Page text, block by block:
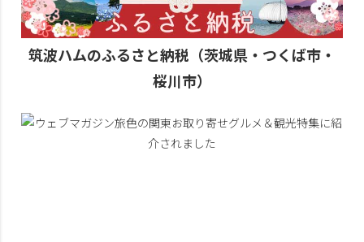
筑波ハムのふるさと納税（茨城県・つくば市・
桜川市）